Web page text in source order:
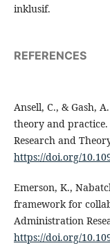
inklusif.
REFERENCES
Ansell, C., & Gash,
theory and
Research and
https://doi.org/
Emerson, K.,
framework for
Administration
https://doi.org/